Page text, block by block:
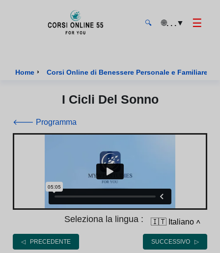
🔍 🌐. . .▼ ☰
Home › Corsi Online di Benessere Personale e Familiare
I Cicli Del Sonno
🡐 Programma
Seleziona la lingua : 🇮🇹 Italiano ˄
◁ PRECEDENTE SUCCESSIVO ▷